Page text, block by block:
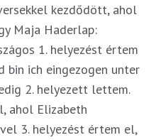
kezdődött, ahol
Maja Haderlap:
1. helyezést értem
bin ich eingezogen unter
2. helyezett lettem.
ahol Elizabeth
3. helyezést értem el,